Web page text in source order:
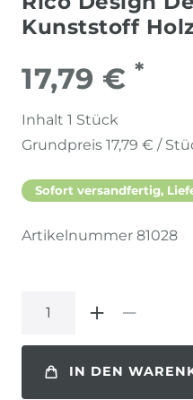
Kunststoff Holz
17,79 € *
Inhalt 1 Stück
Grundpreis 17,79 € /
Sofort versandfertig,
Artikelnummer 81028
IN DEN